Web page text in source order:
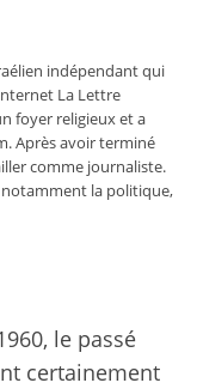
indépendant qui
La Lettre
foyer religieux et a
Après avoir terminé
comme journaliste.
la politique,
le passé
certainement